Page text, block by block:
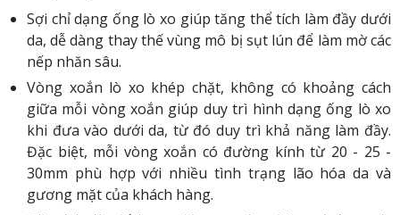
Sợi chỉ dạng ống lò xo giúp tăng thể tích làm đầy dưới
da, dễ dàng thay thế vùng mô bị sụt lún để làm mờ các
nếp nhăn sâu.
Vòng xoắn lò xo khép chặt, không có khoảng cách
giữa mỗi vòng xoắn giúp duy trì hình dạng ống lò xo
khi đưa vào dưới da, từ đó duy trì khả năng làm đầy.
Đặc biệt, mỗi vòng xoắn có đường kính từ 20 - 25 -
30mm phù hợp với nhiều tình trạng lão hóa da và
gương mặt của khách hàng.